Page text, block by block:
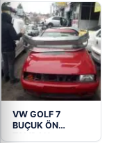
VW GOLF 7
BUÇUK ÖN
TAMPON